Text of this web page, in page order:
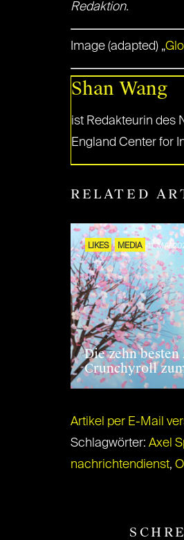
Redaktion.
Image (adapted) „
Shan Wang
ist Redakteurin des
England Center for
RELATED
LIKES MEDIA 11. MAI
Die zehn
Crunchyroll
Artikel per E-Mail
Schlagwörter: Axel
nachrichtendienst,